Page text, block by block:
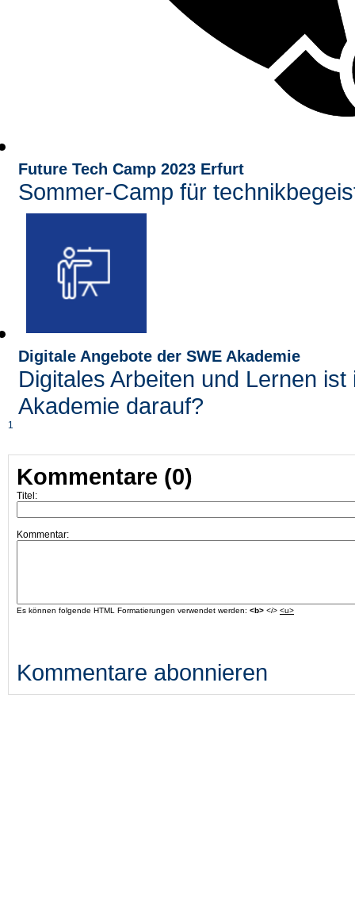
Future Tech Camp 2023 Erfurt
Sommer-Camp für
Digitale Angebote der SWE Akademie
Digitales Arbeiten und Lernen
Akademie darauf?
1
Kommentare (0)
Titel:
Kommentar:
Es können folgende HTML Formatierungen verwendet werden: <b> <i> <u>
Kommentare abonnieren